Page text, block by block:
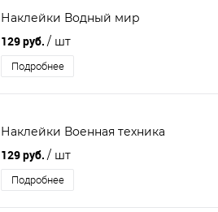
Наклейки Водный мир
129 руб. / шт
Подробнее
Наклейки Военная техника
129 руб. / шт
Подробнее